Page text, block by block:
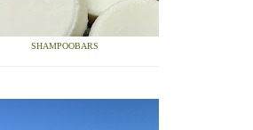
SHAMPOOBARS